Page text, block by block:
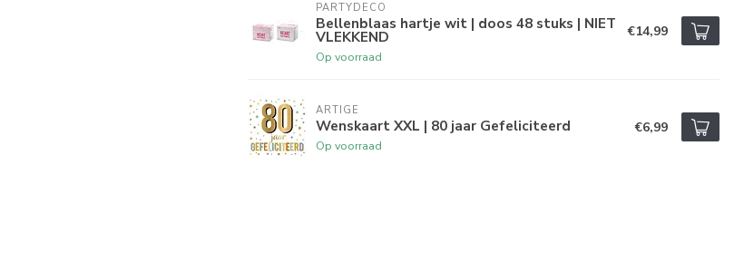
PARTYDECO
Bellenblaas hartje wit | doos 48 stuks | NIET
VLEKKEND
Op voorraad
€14,99
ARTIGE
Wenskaart XXL | 80 jaar Gefeliciteerd
Op voorraad
€6,99